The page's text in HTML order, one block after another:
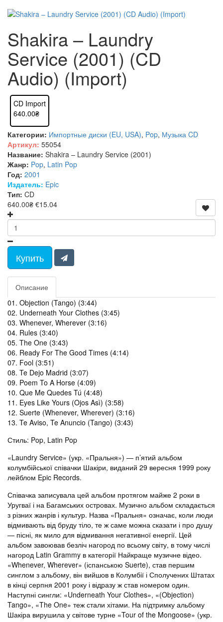
Shakira – Laundry
Service (2001) (CD
Audio) (Import)
CD Import
640.00₴
Категории: Импортные диски (EU, USA), Pop, Музыка CD
Артикул: 55054
Название: Shakira – Laundry Service (2001)
Жанр: Pop, Latin Pop
Год: 2001
Издатель: Epic
Тип: CD
640.00₴ €15.04
Купить
Описание
01. Objection (Tango) (3:44)
02. Underneath Your Clothes (3:45)
03. Whenever, Wherever (3:16)
04. Rules (3:40)
05. The One (3:43)
06. Ready For The Good Times (4:14)
07. Fool (3:51)
08. Te Dejo Madrid (3:07)
09. Poem To A Horse (4:09)
10. Que Me Quedes Tú (4:48)
11. Eyes Like Yours (Ojos Asì) (3:58)
12. Suerte (Whenever, Wherever) (3:16)
13. Te Aviso, Te Anuncio (Tango) (3:43)
Стиль: Pop, Latin Pop
«Laundry Service» (укр. «Пральня») — п’ятий альбом
колумбійської співачки Шакіри, виданий 29 вересня 1999 року
лейблом Epic Records.
Співачка записувала цей альбом протягом майже 2 роки в
Уругваї і на Багамських островах. Музично альбом складається
з різних жанрів і культур. Назва «Пральня» означає, коли люди
відмивають від бруду тіло, те ж саме можна сказати і про душу
— пісні, як мило для відмивання негативної енергії. Цей
альбом завоював безліч нагород по всьому світу, в тому числі
нагород Latin Grammy в категорії Найкраще музичне відео.
«Whenever, Wherever» (іспанською Suerte), став першим
синглом з альбому, він вийшов в Колумбії і Сполучених Штатах
в кінці серпня 2001 року і відразу ж став номером один.
Наступні сингли: «Underneath Your Clothes», «(Objection)
Tango», «The One» теж стали хітами. На підтримку альбому
Шакіра вирушила у світове турне «Tour of the Mongoose» (укр.